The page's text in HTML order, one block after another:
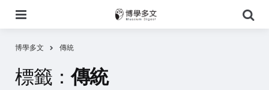
尋
博學多文 傳統
標籤：傳統